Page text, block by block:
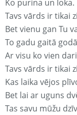
Ko purina un loka.
Tavs vārds ir tikai
Bet vienu gan Tu
To gadu gaitā
Ar visu ko vien
Tavs vārds ir tikai
Kas laika vējos
Bet lai ar uguns
Tas savu mūžu